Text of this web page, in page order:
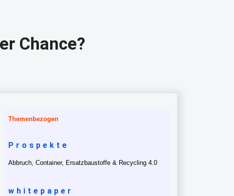
Chance?
Themenbezogen
Prospekte
Abbruch, Container, Ersatzbaustoffe & Recycling 4.0
whitepaper